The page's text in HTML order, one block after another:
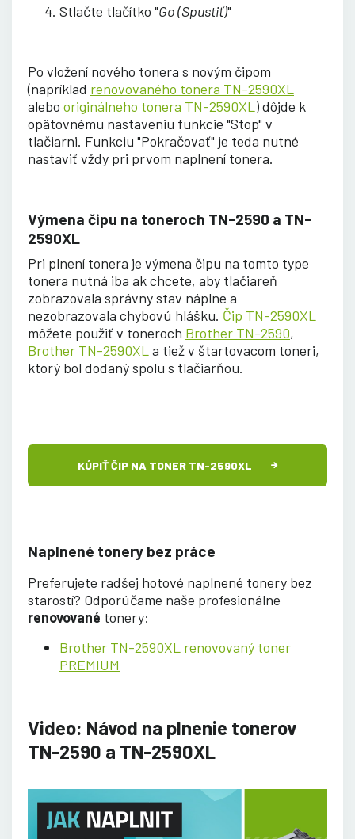
Stlačte tlačítko "Go (Spustiť)"
Po vložení nového tonera s novým čipom
(napríklad renovovaného tonera TN-2590XL
alebo originálneho tonera TN-2590XL ) dôjde k
opätovnému nastaveniu funkcie "Stop" v
tlačiarni. Funkciu "Pokračovať" je teda nutné
nastaviť vždy pri prvom naplnení tonera.
Výmena čipu na toneroch TN-2590 a TN-
2590XL
Pri plnení tonera je výmena čipu na tomto type
tonera nutná iba ak chcete, aby tlačiareň
zobrazovala správny stav náplne a
nezobrazovala chybovú hlášku. Čip TN-2590XL
môžete použiť v toneroch Brother TN-2590,
Brother TN-2590XL a tiež v štartovacom toneri,
ktorý bol dodaný spolu s tlačiarňou.
KÚPIŤ ČIP NA TONER TN-2590XL
Naplnené tonery bez práce
Preferujete radšej hotové naplnené tonery bez
starostí? Odporúčame naše profesionálne
renovované tonery:
Brother TN-2590XL renovovaný toner
PREMIUM
Video: Návod na plnenie tonerov
TN-2590 a TN-2590XL